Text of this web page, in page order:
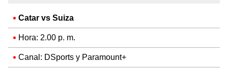
Catar vs Suiza
Hora: 2.00 p. m.
Canal: DSports y Paramount+